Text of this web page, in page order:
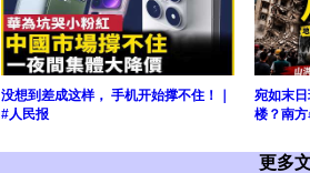
没想到差成这样， 手机开始撑不住！｜
#人民报
宛如末
楼？南方
更多